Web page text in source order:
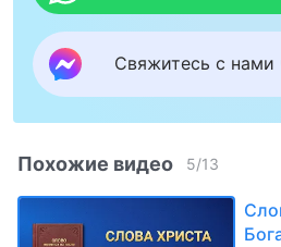
Свяжитесь с нами
Похожие видео 5/13